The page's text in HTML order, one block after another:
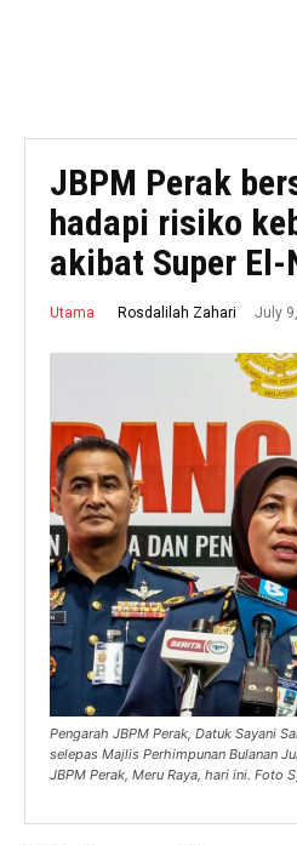
JBPM Perak
hadapi risiko
akibat Super El-
Utama Rosdalilah Zahari July
Pengarah JBPM Perak, Datuk Sayani
selepas Majlis Perhimpunan Bulanan
JBPM Perak, Meru Raya, hari ini. Foto